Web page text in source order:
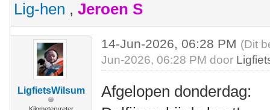
Lig-hen , Jeroen S
LigfietsWilsum
14-Jun-2026, 06:28 PM (Dit
Jun-2026, 06:28 PM door
Afgelopen donderdag: